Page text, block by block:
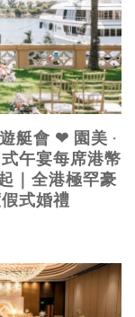
艇會 ❤ 園美 ‧
午宴每席港幣
｜全港極罕豪
式婚禮